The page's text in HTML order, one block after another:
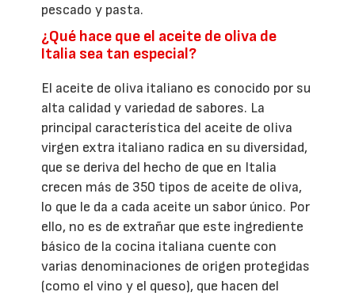
pescado y pasta.
¿Qué hace que el aceite de oliva de
Italia sea tan especial?
El aceite de oliva italiano es conocido por su
alta calidad y variedad de sabores. La
principal característica del aceite de oliva
virgen extra italiano radica en su diversidad,
que se deriva del hecho de que en Italia
crecen más de 350 tipos de aceite de oliva,
lo que le da a cada aceite un sabor único. Por
ello, no es de extrañar que este ingrediente
básico de la cocina italiana cuente con
varias denominaciones de origen protegidas
(como el vino y el queso), que hacen del